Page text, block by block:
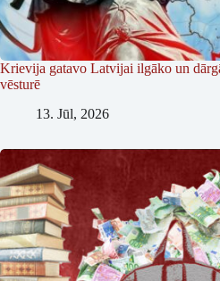
Krievija gatavo Latvijai ilgāko un
vēsturē
13. Jūl, 2026